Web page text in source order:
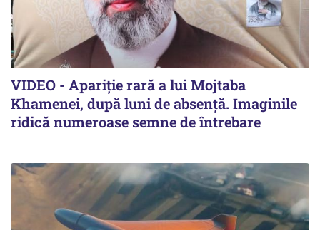
VIDEO - Apariție rară a lui Mojtaba
Khamenei, după luni de absență. Imaginile
ridică numeroase semne de întrebare